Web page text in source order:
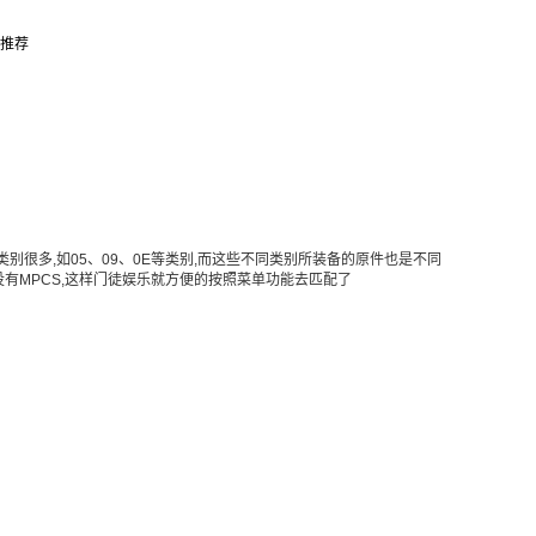
荐
很多,如05、09、0E等类别,而这些不同类别所装备的原件也是不同
MPCS,这样门徒娱乐就方便的按照菜单功能去匹配了